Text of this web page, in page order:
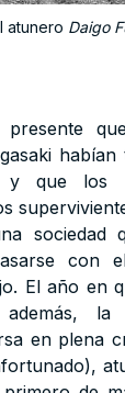
atunero Daigo
y que los
sociedad
con
El año en
la
en plena